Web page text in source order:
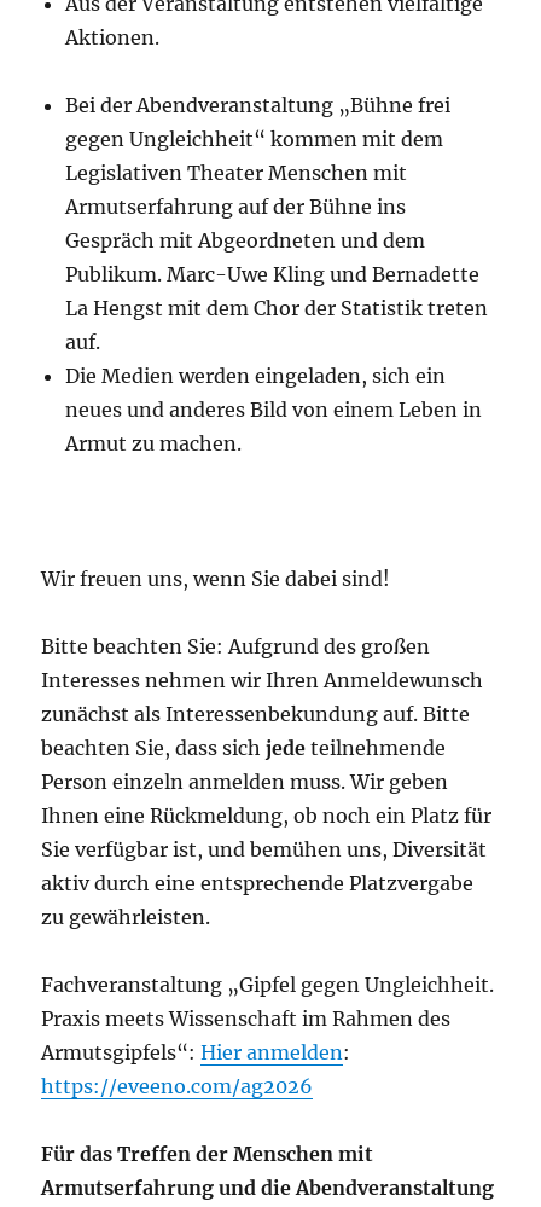
Aktionen.
Bei der Abendveranstaltung „Bühne frei
gegen Ungleichheit“ kommen mit dem
Legislativen Theater Menschen mit
Armutserfahrung auf der Bühne ins
Gespräch mit Abgeordneten und dem
Publikum. Marc-Uwe Kling und Bernadette
La Hengst mit dem Chor der Statistik treten
auf.
Die Medien werden eingeladen, sich ein
neues und anderes Bild von einem Leben in
Armut zu machen.
Wir freuen uns, wenn Sie dabei sind!
Bitte beachten Sie: Aufgrund des großen
Interesses nehmen wir Ihren Anmeldewunsch
zunächst als Interessenbekundung auf. Bitte
beachten Sie, dass sichjede teilnehmende
Person einzeln anmelden muss. Wir geben
Ihnen eine Rückmeldung, ob noch ein Platz für
Sie verfügbar ist, und bemühen uns, Diversität
aktiv durch eine entsprechende Platzvergabe
zu gewährleisten.
Fachveranstaltung „Gipfel gegen Ungleichheit.
Praxis meets Wissenschaft im Rahmen des
Armutsgipfels“:Hier anmelden:
https://eveeno.com/ag2026
Für das Treffen der Menschen mit
Armutserfahrung und die Abendveranstaltung